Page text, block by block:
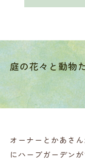
庭の花々と動物
オーナーとかあさ
にハーブガーデン